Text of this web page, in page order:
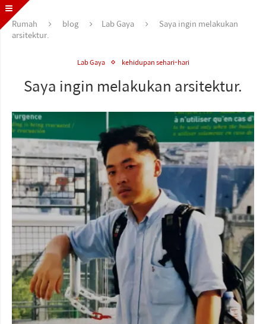
Rumah blog Lab Gaya
Saya ingin melakukan
arsitektur.
Lab Gaya kehidupan sehari-hari
Saya ingin melakukan arsitektur.